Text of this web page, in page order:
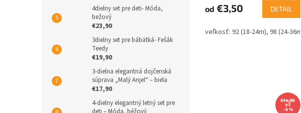
4dielny set pre deti- Móda,
bežový
€23,90
3dielny set pre bábätká- Fešák
Teedy
€19,90
3-dielna elegantná dojčenská
súprava „Malý Anjel“ – biela
€17,90
4-dielny elegantný letný set pre
od €3,50 DETAIL
92 (18-24m) 98 (24-36m)
€14,90
až
–6 %